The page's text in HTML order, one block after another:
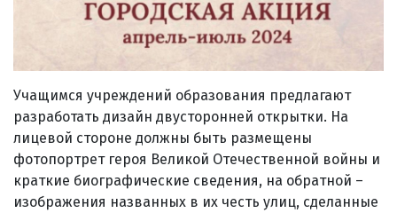
Учащимся учреждений образования предлагают
разработать дизайн двусторонней открытки. На
лицевой стороне должны быть размещены
фотопортрет героя Великой Отечественной войны и
краткие биографические сведения, на обратной –
изображения названных в их честь улиц, сделанные